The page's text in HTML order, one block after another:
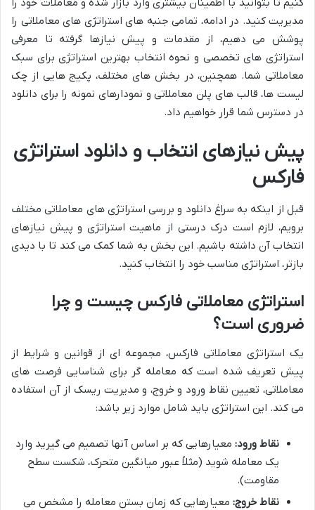
مدیریت کنید. در ادامه، تمامی جنبه های استراتژی های معاملاتی را
پوشش می دهیم، از مقدمات و پیش نیازها گرفته تا معرفی
استراتژی های تخصصی و نحوه انتخاب بهترین استراتژی برای سبک
معاملاتی شما. همچنین، در بخش های مختلف، پکیج هایی از چک
لیست ها، قالب های پلن معاملاتی و نمودارهای نمونه را برای دانلود
در دسترس شما قرار خواهیم داد.
پیش نیازهای انتخاب و دانلود استراتژی
فارکس
قبل از اینکه به سراغ دانلود و بررسی استراتژی های معاملاتی مختلف
برویم، لازم است درک درستی از ماهیت استراتژی و پیش نیازهای
انتخاب آن داشته باشیم. این بخش به شما کمک می کند تا با دیدی
بازتر، استراتژی مناسب خود را انتخاب کنید.
استراتژی معاملاتی فارکس چیست و چرا
ضروری است؟
یک استراتژی معاملاتی فارکس، مجموعه ای از قوانین و شرایط از
پیش تعریف شده است که معامله گر برای شناسایی فرصت های
معاملاتی، تعیین نقاط ورود و خروج، و مدیریت ریسک از آن استفاده
می کند. این استراتژی باید شامل موارد زیر باشد:
نقاط ورود: معیارهایی که بر اساس آنها تصمیم می گیرید وارد
یک معامله شوید (مثلاً عبور میانگین متحرک، شکست سطح
مقاومت).
نقاط خروج: معیارهایی که زمان بستن معامله را مشخص می